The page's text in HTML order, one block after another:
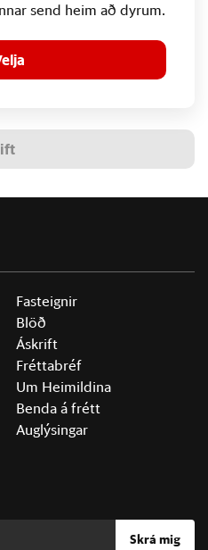
send heim að dyrum.
Fasteignir
Blöð
Áskrift
Fréttabréf
Um Heimildina
Benda á frétt
Auglýsingar
Skrá mig